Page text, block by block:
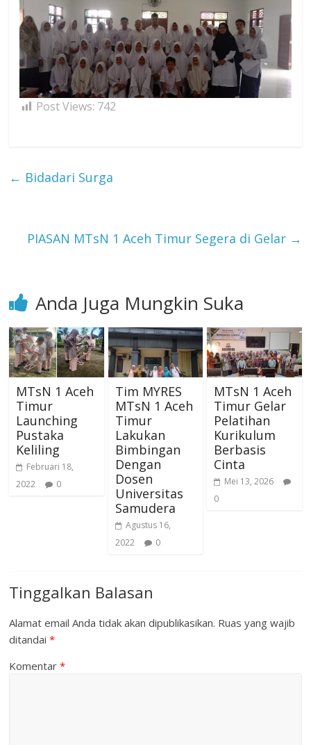
Post Views: 742
← Bidadari Surga
PIASAN MTsN 1 Aceh Timur Segera di Gelar →
Anda Juga Mungkin Suka
MTsN 1 Aceh
Timur
Launching
Pustaka
Keliling
Februari 18,
2022
0
Tim MYRES
MTsN 1 Aceh
Timur
Lakukan
Bimbingan
Dengan
Dosen
Universitas
Samudera
Agustus 16,
2022
0
MTsN 1 Aceh
Timur Gelar
Pelatihan
Kurikulum
Berbasis
Cinta
Mei 13, 2026
0
Tinggalkan Balasan
Alamat email Anda tidak akan dipublikasikan. Ruas yang wajib
ditandai*
Komentar*